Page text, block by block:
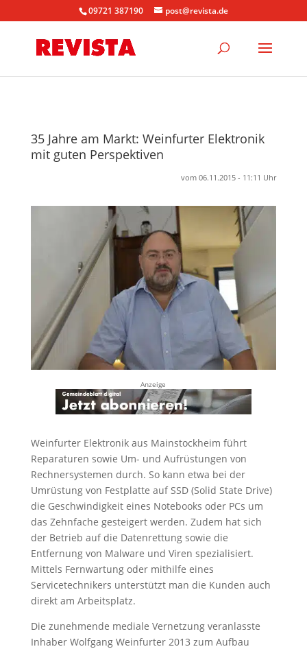
09721 387190 post@revista.de
35 Jahre am Markt: Weinfurter Elektronik
mit guten Perspektiven
vom 06.11.2015 - 11:11 Uhr
Anzeige
Weinfurter Elektronik aus Mainstockheim führt
Reparaturen sowie Um- und Aufrüstungen von
Rechnersystemen durch. So kann etwa bei der
Umrüstung von Festplatte auf SSD (Solid State Drive)
die Geschwindigkeit eines Notebooks oder PCs um
das Zehnfache gesteigert werden. Zudem hat sich
der Betrieb auf die Datenrettung sowie die
Entfernung von Malware und Viren spezialisiert.
Mittels Fernwartung oder mithilfe eines
Servicetechnikers unterstützt man die Kunden auch
direkt am Arbeitsplatz.
Die zunehmende mediale Vernetzung veranlasste
Inhaber Wolfgang Weinfurter 2013 zum Aufbau